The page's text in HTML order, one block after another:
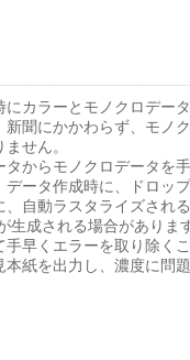
にカラーとモノクロデー
新聞にかかわらず、モノ
せん。
からモノクロデータを
データ作成時に、ドロッ
自動ラスタライズされ
生成される場合がありま
早くエラーを取り除くこ
本紙を出力し、濃度に問